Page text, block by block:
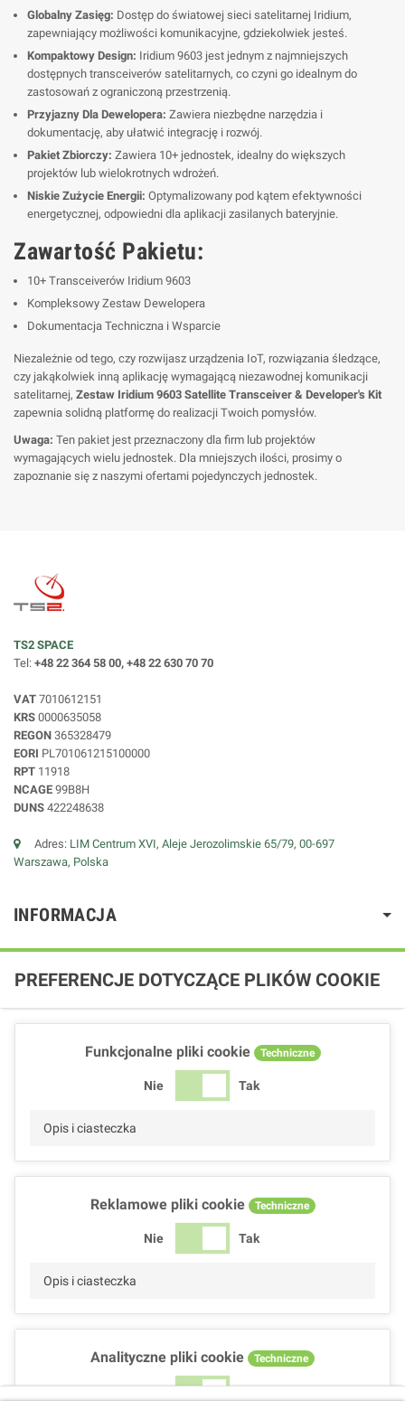
Globalny Zasięg: Dostęp do światowej sieci satelitarnej Iridium,
zapewniający możliwości komunikacyjne, gdziekolwiek jesteś.
Kompaktowy Design: Iridium 9603 jest jednym z najmniejszych
dostępnych transceiverów satelitarnych, co czyni go idealnym do
zastosowań z ograniczoną przestrzenią.
Przyjazny Dla Dewelopera: Zawiera niezbędne narzędzia i
dokumentację, aby ułatwić integrację i rozwój.
Pakiet Zbiorczy: Zawiera 10+ jednostek, idealny do większych
projektów lub wielokrotnych wdrożeń.
Niskie Zużycie Energii: Optymalizowany pod kątem efektywności
energetycznej, odpowiedni dla aplikacji zasilanych bateryjnie.
Zawartość Pakietu:
10+ Transceiverów Iridium 9603
Kompleksowy Zestaw Dewelopera
Dokumentacja Techniczna i Wsparcie
Niezależnie od tego, czy rozwijasz urządzenia IoT, rozwiązania śledzące,
czy jakąkolwiek inną aplikację wymagającą niezawodnej komunikacji
satelitarnej, Zestaw Iridium 9603 Satellite Transceiver & Developer's Kit
zapewnia solidną platformę do realizacji Twoich pomysłów.
Uwaga: Ten pakiet jest przeznaczony dla firm lub projektów
wymagających wielu jednostek. Dla mniejszych ilości, prosimy o
zapoznanie się z naszymi ofertami pojedynczych jednostek.
TS2 SPACE
Tel: +48 22 364 58 00, +48 22 630 70 70
VAT 7010612151
KRS 0000635058
REGON 365328479
EORI PL701061215100000
RPT 11918
NCAGE 99B8H
DUNS 422248638
Adres: LIM Centrum XVI, Aleje Jerozolimskie 65/79, 00-697
Warszawa, Polska
INFORMACJA
PREFERENCJE DOTYCZĄCE PLIKÓW COOKIE
Funkcjonalne pliki cookie Techniczne
Nie Tak
Opis i ciasteczka
Reklamowe pliki cookie Techniczne
Nie Tak
Opis i ciasteczka
Analityczne pliki cookie Techniczne
Nie Tak